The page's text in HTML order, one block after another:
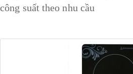
công suất theo nhu cầu